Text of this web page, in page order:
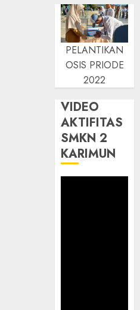
PELANTIKAN
OSIS PRIODE
2022
VIDEO
AKTIFITAS
SMKN 2
KARIMUN